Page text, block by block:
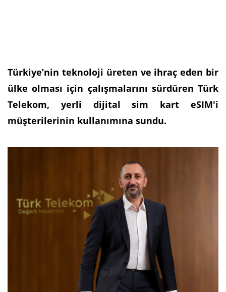
Türkiye’nin teknoloji üreten ve ihraç eden bir
ülke olması için çalışmalarını sürdüren Türk
Telekom, yerli dijital sim kart eSIM'i
müşterilerinin kullanımına sundu.